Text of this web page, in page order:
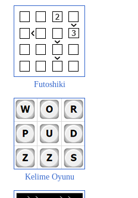
Futoshiki
Kelime Oyunu